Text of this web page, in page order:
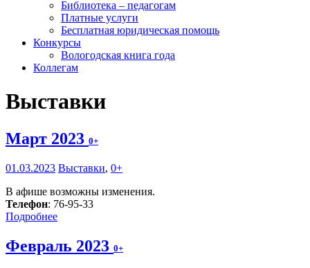
Библиотека – педагогам
Платные услуги
Бесплатная юридическая помощь
Конкурсы
Вологодская книга года
Коллегам
Выставки
Март 2023 0+
01.03.2023 Выставки, 0+
В афише возможны изменения.
Телефон: 76-95-33
Подробнее
Февраль 2023 0+